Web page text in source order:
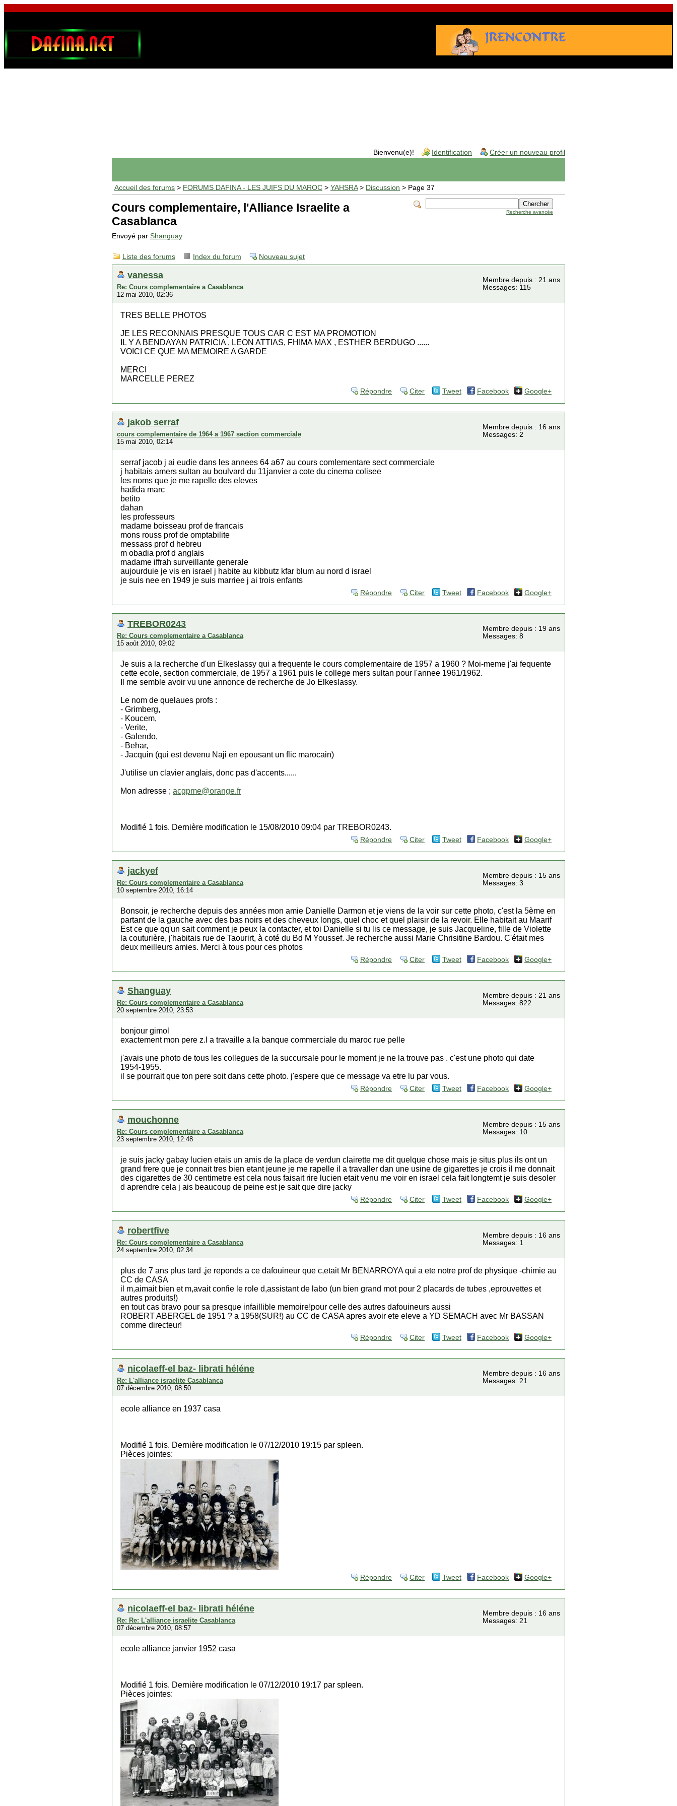
Bienvenu(e)! Identification Créer un nouveau profil
Accueil des forums > FORUMS DAFINA - LES JUIFS DU MAROC > YAHSRA> Discussion > Page 37
Recherche avancée
Cours complementaire, l'Alliance Israelite a
Casablanca
Envoyé par Shanguay
Liste des forums Index du forum Nouveau sujet
vanessa
Re: Cours complementaire a Casablanca
12 mai 2010, 02:36
Membre depuis : 21 ans
Messages: 115
TRES BELLE PHOTOS
JE LES RECONNAIS PRESQUE TOUS CAR C EST MA PROMOTION
IL Y A BENDAYAN PATRICIA , LEON ATTIAS, FHIMA MAX , ESTHER BERDUGO ......
VOICI CE QUE MA MEMOIRE A GARDE
MERCI
MARCELLE PEREZ
Répondre Citer Tweet Facebook Google+
jakob serraf
cours complementaire de 1964 a 1967 section commerciale
15 mai 2010, 02:14
Membre depuis : 16 ans
Messages: 2
serraf jacob j ai eudie dans les annees 64 a67 au cours comlementare sect commerciale
j habitais amers sultan au boulvard du 11janvier a cote du cinema colisee
les noms que je me rapelle des eleves
hadida marc
betito
dahan
les professeurs
madame boisseau prof de francais
mons rouss prof de omptabilite
messass prof d hebreu
m obadia prof d anglais
madame iffrah surveillante generale
aujourduie je vis en israel j habite au kibbutz kfar blum au nord d israel
je suis nee en 1949 je suis marriee j ai trois enfants
Répondre Citer Tweet Facebook Google+
TREBOR0243
Re: Cours complementaire a Casablanca
15 août 2010, 09:02
Membre depuis : 19 ans
Messages: 8
Je suis a la recherche d'un Elkeslassy qui a frequente le cours complementaire de 1957 a 1960 ? Moi-meme j'ai fequente
cette ecole, section commerciale, de 1957 a 1961 puis le college mers sultan pour l'annee 1961/1962.
Il me semble avoir vu une annonce de recherche de Jo Elkeslassy.
Le nom de quelaues profs :
- Grimberg,
- Koucem,
- Verite,
- Galendo,
- Behar,
- Jacquin (qui est devenu Naji en epousant un flic marocain)
J'utilise un clavier anglais, donc pas d'accents......
Mon adresse ; acgpme@orange.fr
Modifié 1 fois. Dernière modification le 15/08/2010 09:04 par TREBOR0243.
Répondre Citer Tweet Facebook Google+
jackyef
Re: Cours complementaire a Casablanca
10 septembre 2010, 16:14
Membre depuis : 15 ans
Messages: 3
Bonsoir, je recherche depuis des années mon amie Danielle Darmon et je viens de la voir sur cette photo, c'est la 5ème en
partant de la gauche avec des bas noirs et des cheveux longs, quel choc et quel plaisir de la revoir. Elle habitait au Maarif
Est ce que qq'un sait comment je peux la contacter, et toi Danielle si tu lis ce message, je suis Jacqueline, fille de Violette
la couturière, j'habitais rue de Taourirt, à coté du Bd M Youssef. Je recherche aussi Marie Chrisitine Bardou. C'était mes
deux meilleurs amies. Merci à tous pour ces photos
Répondre Citer Tweet Facebook Google+
Shanguay
Re: Cours complementaire a Casablanca
20 septembre 2010, 23:53
Membre depuis : 21 ans
Messages: 822
bonjour gimol
exactement mon pere z.l a travaille a la banque commerciale du maroc rue pelle
j'avais une photo de tous les collegues de la succursale pour le moment je ne la trouve pas . c'est une photo qui date
1954-1955.
il se pourrait que ton pere soit dans cette photo. j'espere que ce message va etre lu par vous.
Répondre Citer Tweet Facebook Google+
mouchonne
Re: Cours complementaire a Casablanca
23 septembre 2010, 12:48
Membre depuis : 15 ans
Messages: 10
je suis jacky gabay lucien etais un amis de la place de verdun clairette me dit quelque chose mais je situs plus ils ont un
grand frere que je connait tres bien etant jeune je me rapelle il a travaller dan une usine de gigarettes je crois il me donnait
des cigarettes de 30 centimetre est cela nous faisait rire lucien etait venu me voir en israel cela fait longtemt je suis desoler
d aprendre cela j ais beaucoup de peine est je sait que dire jacky
Répondre Citer Tweet Facebook Google+
robertfive
Re: Cours complementaire a Casablanca
24 septembre 2010, 02:34
Membre depuis : 16 ans
Messages: 1
plus de 7 ans plus tard ,je reponds a ce dafouineur que c,etait Mr BENARROYA qui a ete notre prof de physique -chimie au
CC de CASA
il m,aimait bien et m,avait confie le role d,assistant de labo (un bien grand mot pour 2 placards de tubes ,eprouvettes et
autres produits!)
en tout cas bravo pour sa presque infaillible memoire!pour celle des autres dafouineurs aussi
ROBERT ABERGEL de 1951 ? a 1958(SUR!) au CC de CASA apres avoir ete eleve a YD SEMACH avec Mr BASSAN
comme directeur!
Répondre Citer Tweet Facebook Google+
nicolaeff-el baz- librati héléne
Re: L'alliance israelite Casablanca
07 décembre 2010, 08:50
Membre depuis : 16 ans
Messages: 21
ecole alliance en 1937 casa
Modifié 1 fois. Dernière modification le 07/12/2010 19:15 par spleen.
Pièces jointes:
Répondre Citer Tweet Facebook Google+
nicolaeff-el baz- librati héléne
Re: Re: L'alliance israelite Casablanca
07 décembre 2010, 08:57
Membre depuis : 16 ans
Messages: 21
ecole alliance janvier 1952 casa
Modifié 1 fois. Dernière modification le 07/12/2010 19:17 par spleen.
Pièces jointes: